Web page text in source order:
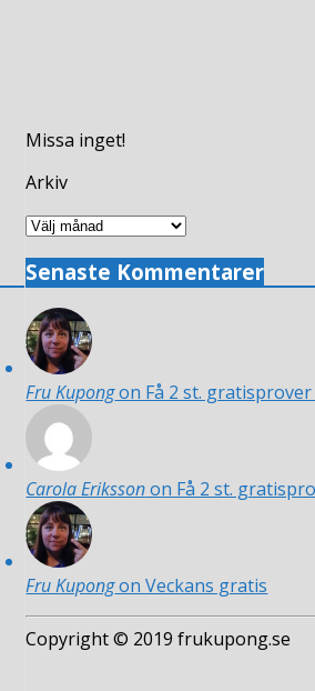
Missa inget!
Arkiv
Arkiv
Senaste Kommentarer
Fru Kupongon Få 2 st.
Carola Erikssonon Få 2 st.
Fru Kupongon Veckans gratis
Copyright © 2019 frukupong.se